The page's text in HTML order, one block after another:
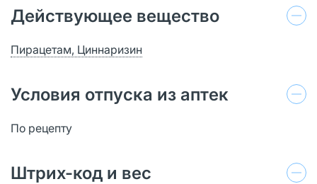
Действующее вещество
Пирацетам, Циннаризин
Условия отпуска из аптек
По рецепту
Штрих-код и вес